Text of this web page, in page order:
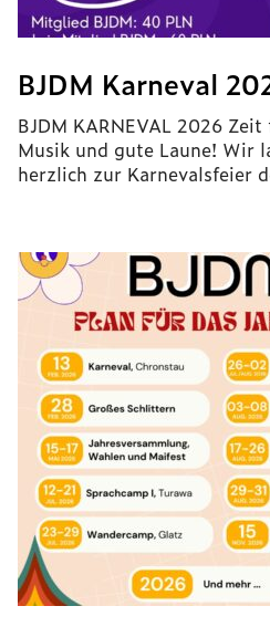
BJDM Karneval
BJDM KARNEVAL 2026
Musik und gute Laune! Wir
herzlich zur Karnevalsfeier